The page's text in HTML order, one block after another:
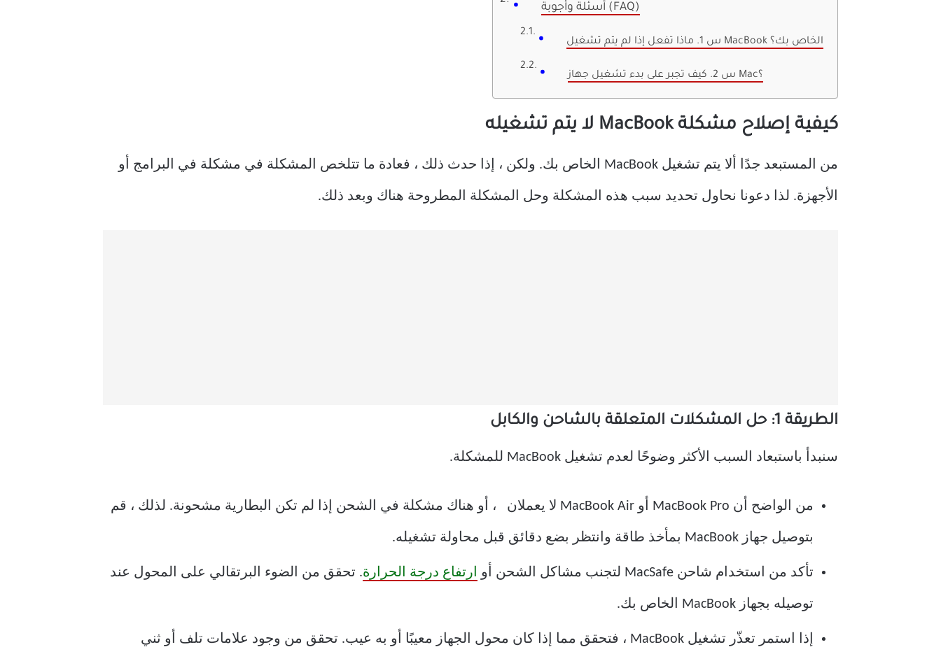
أسئلة وأجوبة (FAQ)
س 1. ماذا تفعل إذا لم يتم تشغيل MacBook الخاص بك؟
س 2. كيف تجبر على بدء تشغيل جهاز Mac؟
كيفية إصلاح مشكلة MacBook لا يتم تشغيله
من المستبعد جدًا ألا يتم تشغيل MacBook الخاص بك. ولكن ، إذا حدث ذلك ، فعادة ما تتلخص المشكلة في مشكلة في البرامج أو
الأجهزة. لذا دعونا نحاول تحديد سبب هذه المشكلة وحل المشكلة المطروحة هناك وبعد ذلك.
الطريقة 1: حل المشكلات المتعلقة بالشاحن والكابل
سنبدأ باستبعاد السبب الأكثر وضوحًا لعدم تشغيل MacBook للمشكلة.
من الواضح أن MacBook Pro أو MacBook Air لا يعملان ، أو هناك مشكلة في الشحن إذا لم تكن البطارية مشحونة. لذلك ، قم
بتوصيل جهاز MacBook بمأخذ طاقة وانتظر بضع دقائق قبل محاولة تشغيله.
تأكد من استخدام شاحن MacSafe لتجنب مشاكل الشحن أو ارتفاع درجة الحرارة. تحقق من الضوء البرتقالي على المحول عند
توصيله بجهاز MacBook الخاص بك.
إذا استمر تعذّر تشغيل MacBook ، فتحقق مما إذا كان محول الجهاز معيبًا أو به عيب. تحقق من وجود علامات تلف أو ثني